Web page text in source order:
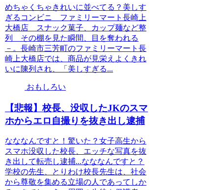
めちゃくちゃきれいに並べてる？美しす
ぎるコンビニ ファミリーマート長崎上
大橋店 スナック菓子、カップ麺など整
列 その棚を見た瞬間、目を奪われる
－。長崎市三芳町のファミリーマート長
崎上大橋店では、商品が見栄えよくきれ
いに陳列され、「美しすぎる...
おもしろい
【悲報】校長、没収したJKのスマ
ホからエロ自撮りを抜き出し逮捕
なななんですと！驚いた？女子高生から
スマホ没収した校長、エッチな写真を抜
き出して転売し逮捕...なななんですと？
学校の先生、とりわけ校長先生は、社会
から尊敬を集める立場の人であってしか